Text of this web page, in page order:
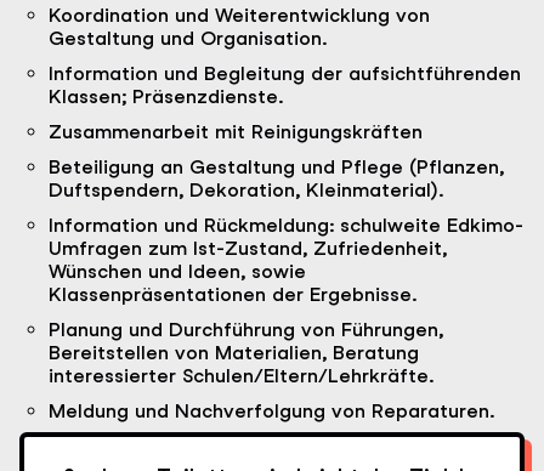
Koordination und Weiterentwicklung von
Gestaltung und Organisation.
Information und Begleitung der aufsichtführenden
Klassen; Präsenzdienste.
Zusammenarbeit mit Reinigungskräften
Beteiligung an Gestaltung und Pflege (Pflanzen,
Duftspendern, Dekoration, Kleinmaterial).
Information und Rückmeldung: schulweite Edkimo-
Umfragen zum Ist-Zustand, Zufriedenheit,
Wünschen und Ideen, sowie
Klassenpräsentationen der Ergebnisse.
Planung und Durchführung von Führungen,
Bereitstellen von Materialien, Beratung
interessierter Schulen/Eltern/Lehrkräfte.
Meldung und Nachverfolgung von Reparaturen.